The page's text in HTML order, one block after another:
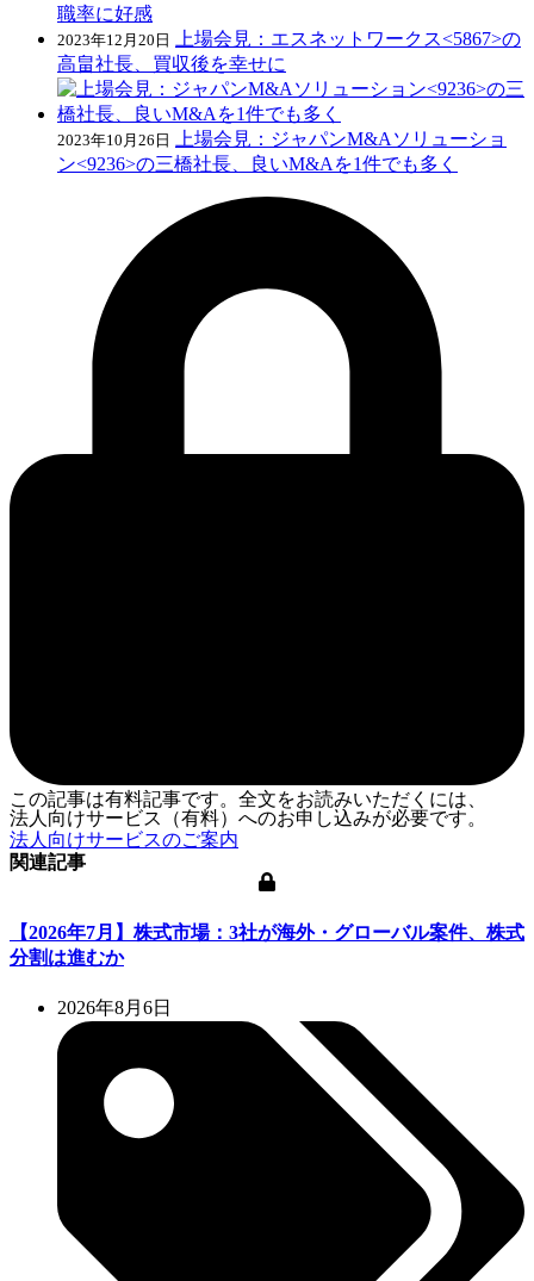
職率に好感
2023年12月20日
上場会見：エスネットワークス<5867>の
高畠社長、買収後を幸せに
2023年10月26日
上場会見：ジャパンM&Aソリューショ
ン<9236>の三橋社長、良いM&Aを1件でも多く
この記事は有料記事です。全文をお読みいただくには、
法人向けサービス（有料）へのお申し込みが必要です。
法人向けサービスのご案内
関連記事
【2026年7月】株式市場：3社が海外・グローバル案件、株式
分割は進むか
2026年8月6日